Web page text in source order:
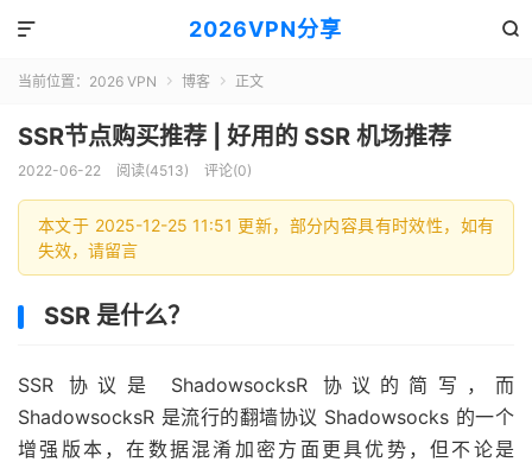
2026VPN分享 

当前位置： 2026 VPN  博客  正文
SSR节点购买推荐 | 好用的 SSR 机场推荐
2022-06-22 阅读(4513) 评论(0)
本文于 2025-12-25 11:51 更新，部分内容具有时效性，如有
失效，请留言
SSR 是什么？
SSR 协议是 ShadowsocksR 协议的简写，而
ShadowsocksR 是流行的翻墙协议 Shadowsocks 的一个
增强版本，在数据混淆加密方面更具优势，但不论是